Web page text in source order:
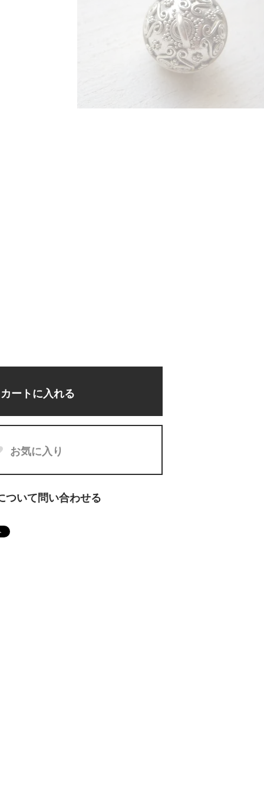
カートに入れる
お気に入り
ついて問い合わせる